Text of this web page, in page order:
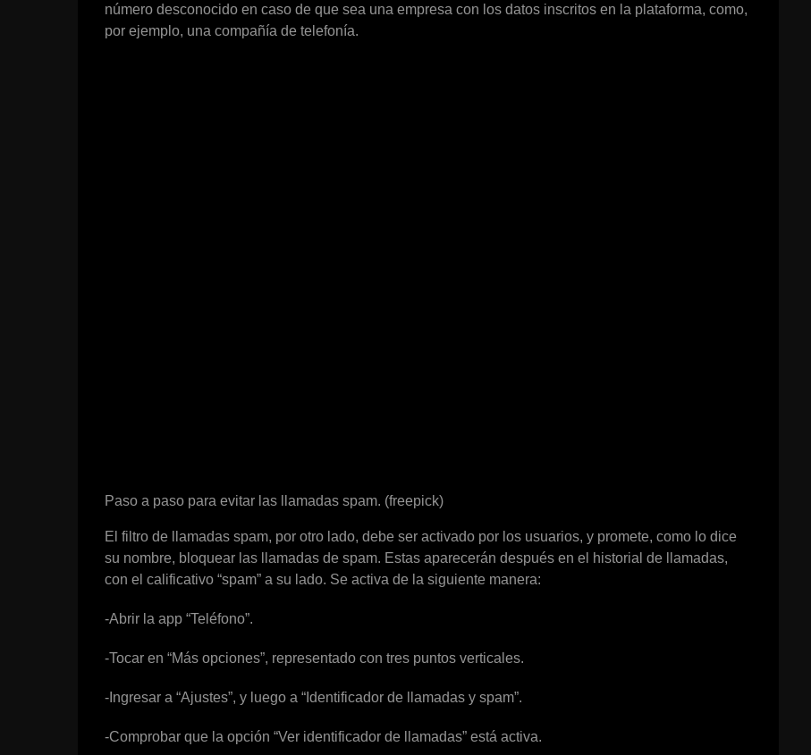
número desconocido en caso de que sea una empresa con los datos inscritos en la plataforma, como,
por ejemplo, una compañía de telefonía.
Paso a paso para evitar las llamadas spam. (freepick)
El filtro de llamadas spam, por otro lado, debe ser activado por los usuarios, y promete, como lo dice
su nombre, bloquear las llamadas de spam. Estas aparecerán después en el historial de llamadas,
con el calificativo “spam” a su lado. Se activa de la siguiente manera:
-Abrir la app “Teléfono”.
-Tocar en “Más opciones”, representado con tres puntos verticales.
-Ingresar a “Ajustes”, y luego a “Identificador de llamadas y spam”.
-Comprobar que la opción “Ver identificador de llamadas” está activa.